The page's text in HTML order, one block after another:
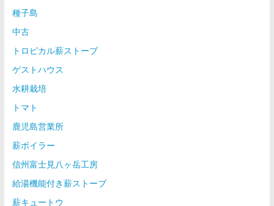
種子島
中古
トロピカル薪ストーブ
ゲストハウス
水耕栽培
トマト
鹿児島営業所
薪ボイラー
信州富士見八ヶ岳工房
給湯機能付き薪ストーブ
薪キュートウ